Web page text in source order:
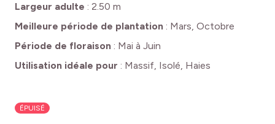
Largeur adulte : 2.50 m
Meilleure période de plantation : Mars, Octobre
Période de floraison : Mai à Juin
Utilisation idéale pour : Massif, Isolé, Haies
ÉPUISÉ